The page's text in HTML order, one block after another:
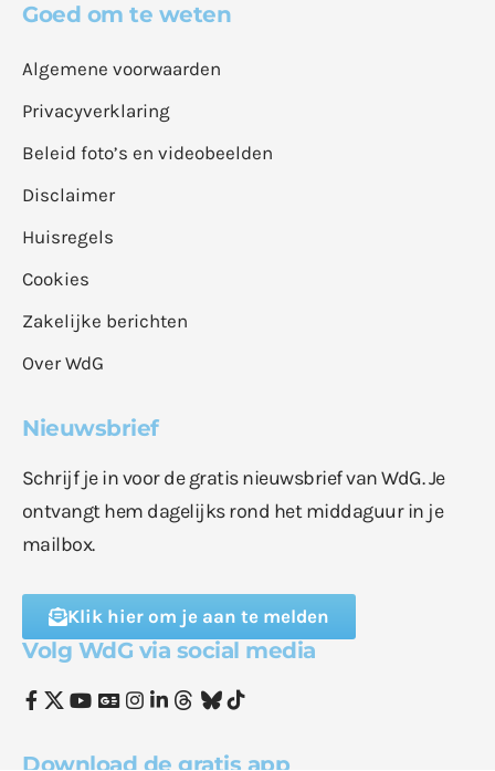
Goed om te weten
Algemene voorwaarden
Privacyverklaring
Beleid foto’s en videobeelden
Disclaimer
Huisregels
Cookies
Zakelijke berichten
Over WdG
Nieuwsbrief
Schrijf je in voor de gratis nieuwsbrief van WdG. Je
ontvangt hem dagelijks rond het middaguur in je
mailbox.
Klik hier om je aan te melden
Volg WdG via social media
Download de gratis app